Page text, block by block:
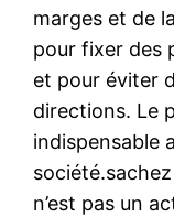
marges et de
pour fixer des
et pour éviter
directions. Le
indispensable
n’est pas un